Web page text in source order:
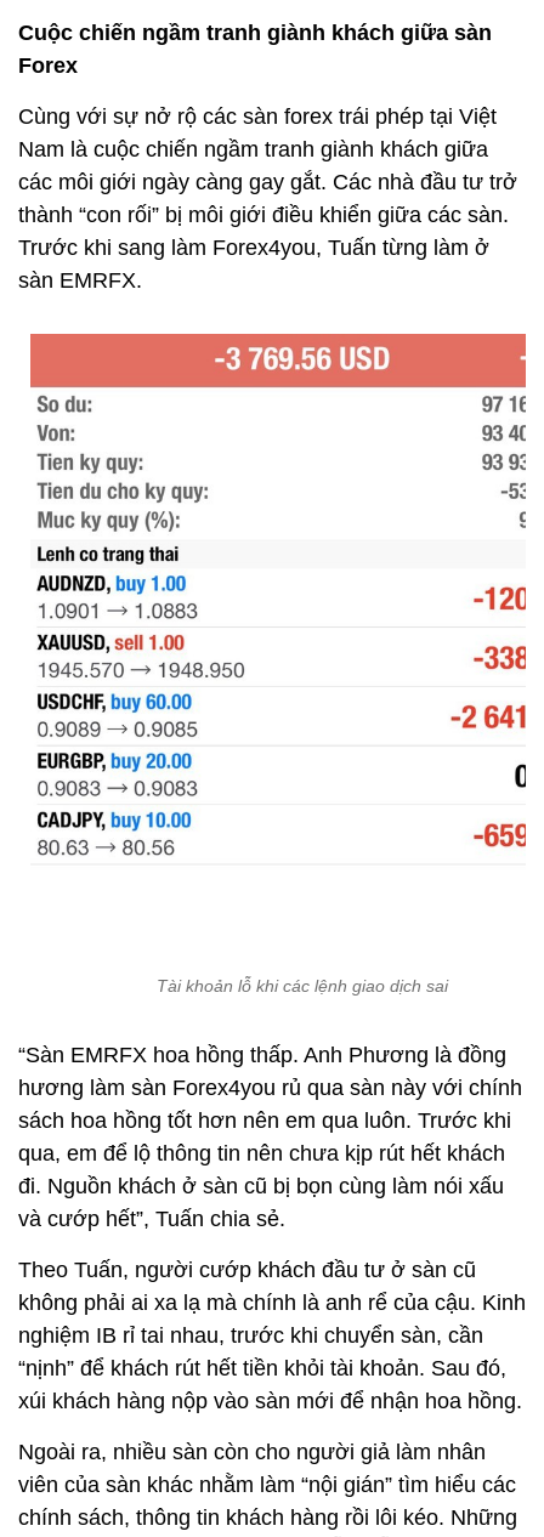
Cuộc chiến ngầm tranh giành khách giữa sàn
Forex
Cùng với sự nở rộ các sàn forex trái phép tại Việt
Nam là cuộc chiến ngầm tranh giành khách giữa
các môi giới ngày càng gay gắt. Các nhà đầu tư trở
thành “con rối” bị môi giới điều khiển giữa các sàn.
Trước khi sang làm Forex4you, Tuấn từng làm ở
sàn EMRFX.
Tài khoản lỗ khi các lệnh giao dịch sai
“Sàn EMRFX hoa hồng thấp. Anh Phương là đồng
hương làm sàn Forex4you rủ qua sàn này với chính
sách hoa hồng tốt hơn nên em qua luôn. Trước khi
qua, em để lộ thông tin nên chưa kịp rút hết khách
đi. Nguồn khách ở sàn cũ bị bọn cùng làm nói xấu
và cướp hết”, Tuấn chia sẻ.
Theo Tuấn, người cướp khách đầu tư ở sàn cũ
không phải ai xa lạ mà chính là anh rể của cậu. Kinh
nghiệm IB rỉ tai nhau, trước khi chuyển sàn, cần
“nịnh” để khách rút hết tiền khỏi tài khoản. Sau đó,
xúi khách hàng nộp vào sàn mới để nhận hoa hồng.
Ngoài ra, nhiều sàn còn cho người giả làm nhân
viên của sàn khác nhằm làm “nội gián” tìm hiểu các
chính sách, thông tin khách hàng rồi lôi kéo. Những